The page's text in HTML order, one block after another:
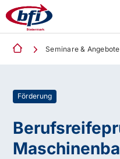
Seminare & Angebote
Förderung